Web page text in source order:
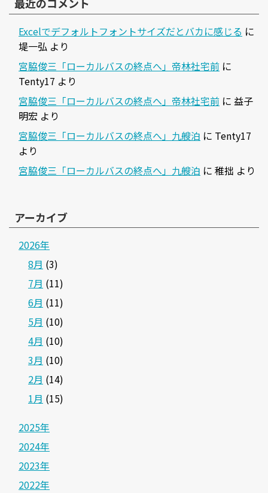
最近のコメント
Excelでデフォルトフォントサイズだとバカに感じる に
堤一弘 より
宮脇俊三「ローカルバスの終点へ」帝林社宅前 に
Tenty17 より
宮脇俊三「ローカルバスの終点へ」帝林社宅前 に 益子
明宏 より
宮脇俊三「ローカルバスの終点へ」九艘泊 に Tenty17
より
宮脇俊三「ローカルバスの終点へ」九艘泊 に 稚拙 より
アーカイブ
2026年
8月 (3)
7月 (11)
6月 (11)
5月 (10)
4月 (10)
3月 (10)
2月 (14)
1月 (15)
2025年
2024年
2023年
2022年